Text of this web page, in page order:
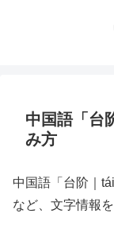
中国語「台
み方
中国語「台阶｜
など、文字情報